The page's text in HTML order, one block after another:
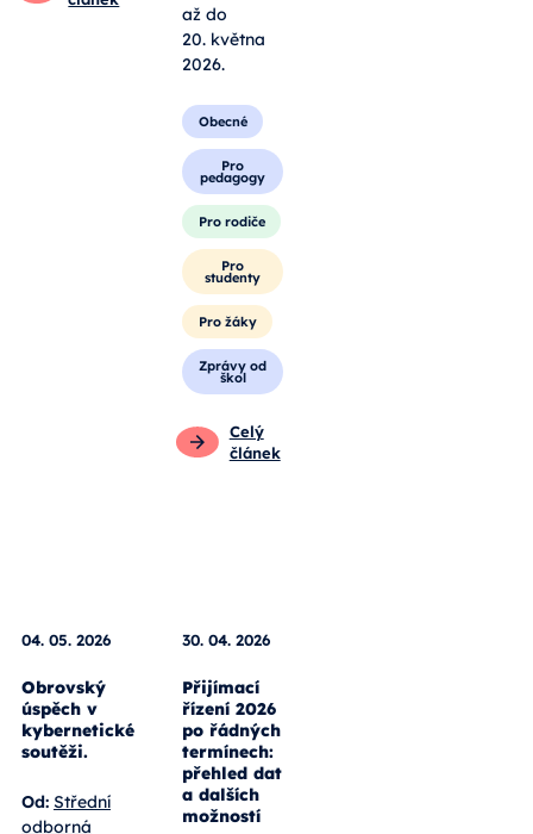
hraček nebo
nábytku, a to
až do
2026.
Obecné
Pro
pedagogy
Pro rodiče
Pro
studenty
Pro žáky
škol
04. 05. 2026
Obrovský
úspěch v
soutěži.
30. 04. 2026
Přijímací
řízení 2026
po řádných
termínech:
přehled dat